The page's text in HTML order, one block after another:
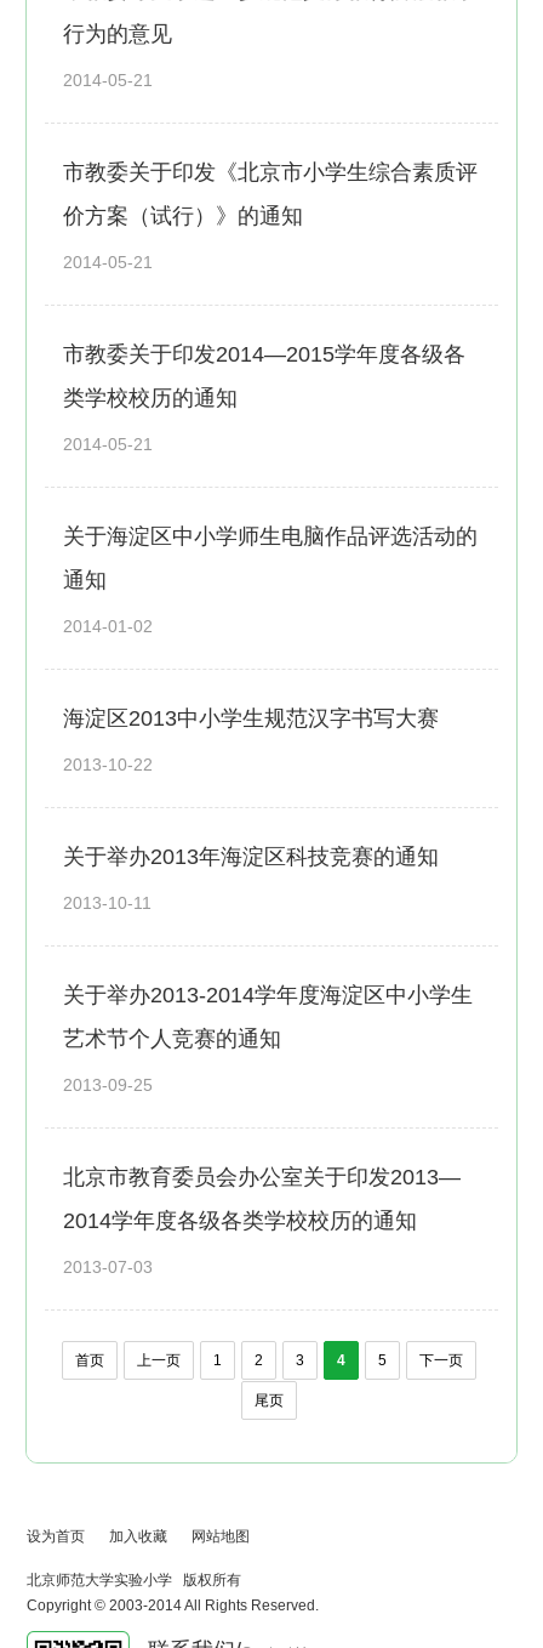
行为的意见
2014-05-21
市教委关于印发《北京市小学生综合素质评
价方案（试行）》的通知
2014-05-21
市教委关于印发2014—2015学年度各级各
类学校校历的通知
2014-05-21
关于海淀区中小学师生电脑作品评选活动的
通知
2014-01-02
海淀区2013中小学生规范汉字书写大赛
2013-10-22
关于举办2013年海淀区科技竞赛的通知
2013-10-11
关于举办2013-2014学年度海淀区中小学生
艺术节个人竞赛的通知
2013-09-25
北京市教育委员会办公室关于印发2013—
2014学年度各级各类学校校历的通知
2013-07-03
首页 上一页 1 2 3 4 5 下一页
尾页
设为首页 加入收藏 网站地图
北京师范大学实验小学 版权所有
Copyright © 2003-2014 All Rights Reserved.